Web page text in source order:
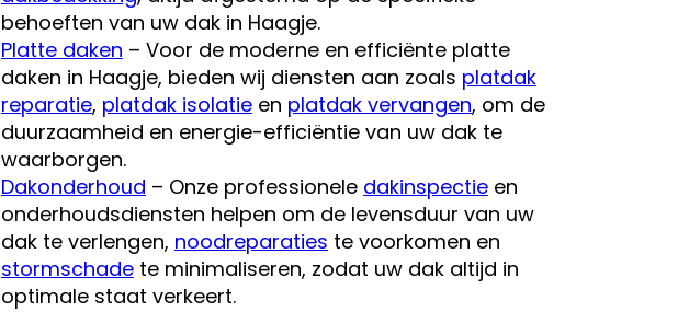
behoeften van uw dak in Haagje.
Platte daken – Voor de moderne en efficiënte platte
daken in Haagje, bieden wij diensten aan zoals platdak
reparatie, platdak isolatieen platdak vervangen, om de
duurzaamheid en energie-efficiëntie van uw dak te
waarborgen.
Dakonderhoud – Onze professionele dakinspectieen
onderhoudsdiensten helpen om de levensduur van uw
dak te verlengen, noodreparaties te voorkomen en
stormschadete minimaliseren, zodat uw dak altijd in
optimale staat verkeert.